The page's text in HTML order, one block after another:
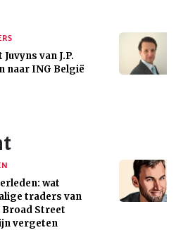
van J.P.
naar ING België
wat
traders van
Broad Street
vergeten